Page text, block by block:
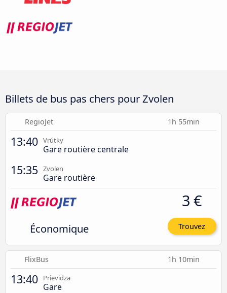
Billets de bus pas chers pour Zvolen
RegioJet 1h 55min
13:40 Vrútky
Gare routière centrale
15:35 Zvolen
Gare routière
Économique
3 €
Trouvez
FlixBus 1h 10min
13:40 Prievidza
Gare